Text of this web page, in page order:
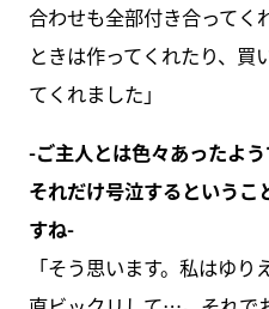
合わせも全部付き合ってく
ときは作ってくれたり、買
てくれました」
-ご主人とは色々あったよ
それだけ号泣するというこ
すね-
「そう思います。私はゆ